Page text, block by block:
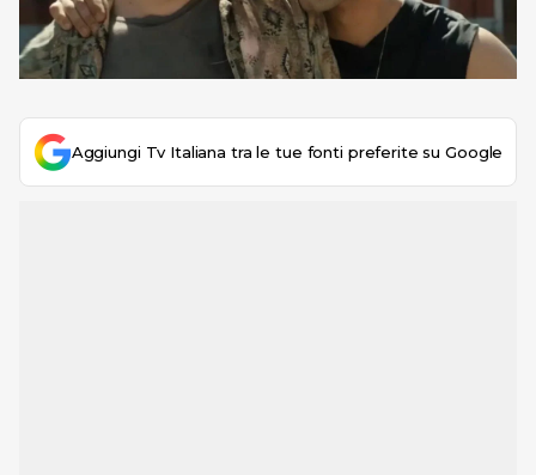
Aggiungi Tv Italiana tra le tue fonti preferite su Google